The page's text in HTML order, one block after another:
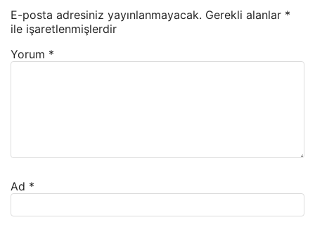
E-posta adresiniz yayınlanmayacak. Gerekli alanlar *
ile işaretlenmişlerdir
Yorum *
Ad *